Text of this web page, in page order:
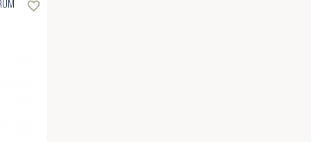
favorite_border